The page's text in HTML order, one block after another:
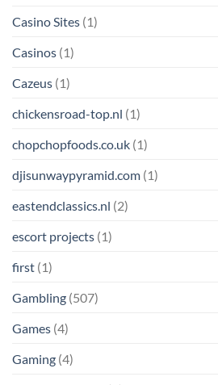
Casino Sites (1)
Casinos (1)
Cazeus (1)
chickensroad-top.nl (1)
chopchopfoods.co.uk (1)
djisunwaypyramid.com (1)
eastendclassics.nl (2)
escort projects (1)
first (1)
Gambling (507)
Games (4)
Gaming (4)